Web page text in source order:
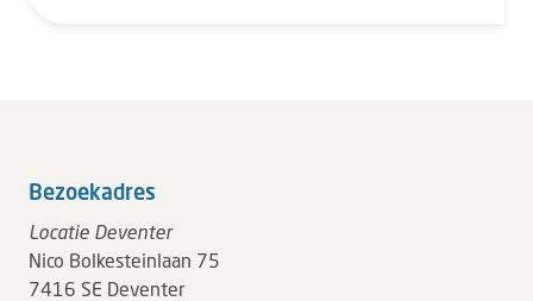
Bezoekadres
Locatie Deventer
Nico Bolkesteinlaan 75
7416 SE Deventer